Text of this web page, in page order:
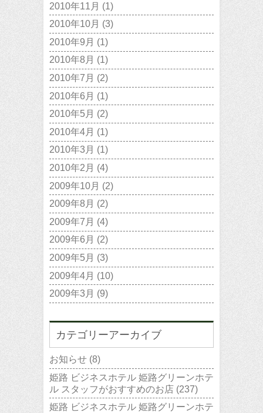
2010年11月 (1)
2010年10月 (3)
2010年9月 (1)
2010年8月 (1)
2010年7月 (2)
2010年6月 (1)
2010年5月 (2)
2010年4月 (1)
2010年3月 (1)
2010年2月 (4)
2009年10月 (2)
2009年8月 (2)
2009年7月 (4)
2009年6月 (2)
2009年5月 (3)
2009年4月 (10)
2009年3月 (9)
カテゴリーアーカイブ
お知らせ (8)
姫路 ビジネスホテル 姫路グリーンホテ
ル スタッフがおすすめのお店 (237)
姫路 ビジネスホテル 姫路グリーンホテ